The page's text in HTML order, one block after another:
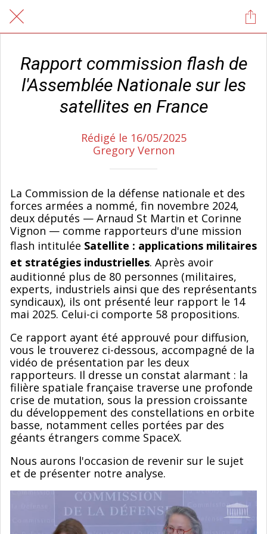
Rapport commission flash de
l'Assemblée Nationale sur les
satellites en France
Rédigé le 16/05/2025
Gregory Vernon
La Commission de la défense nationale et des
forces armées a nommé, fin novembre 2024,
deux députés — Arnaud St Martin et Corinne
Vignon — comme rapporteurs d'une mission
flash intitulée Satellite : applications militaires
et stratégies industrielles. Après avoir
auditionné plus de 80 personnes (militaires,
experts, industriels ainsi que des représentants
syndicaux), ils ont présenté leur rapport le 14
mai 2025. Celui-ci comporte 58 propositions.
Ce rapport ayant été approuvé pour diffusion,
vous le trouverez ci-dessous, accompagné de la
vidéo de présentation par les deux
rapporteurs. Il dresse un constat alarmant : la
filière spatiale française traverse une profonde
crise de mutation, sous la pression croissante
du développement des constellations en orbite
basse, notamment celles portées par des
géants étrangers comme SpaceX.
Nous aurons l'occasion de revenir sur le sujet
et de présenter notre analyse.